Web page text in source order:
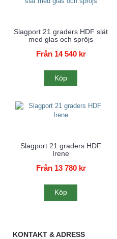
Slagport 21 graders HDF slät
med glas och spröjs
Från 14 540 kr
Köp
Slagport 21 graders HDF
Irene
Från 13 780 kr
Köp
KONTAKT & ADRESS